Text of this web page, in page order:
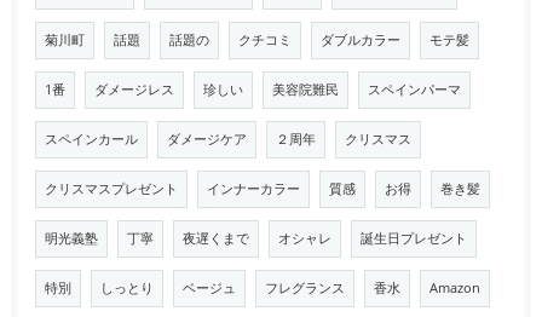
菊川町 話題 話題の クチコミ ダブルカラー モテ髪
1番 ダメージレス 珍しい 美容院難民 スペインパーマ
スペインカール ダメージケア ２周年 クリスマス
クリスマスプレゼント インナーカラー 質感 お得 巻き髪
明光義塾 丁寧 夜遅くまで オシャレ 誕生日プレゼント
特別 しっとり ベージュ フレグランス 香水 Amazon